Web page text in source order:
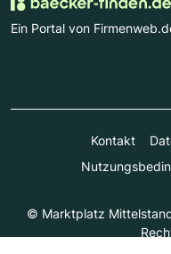
Ein Portal von
Kontakt
© Marktplatz